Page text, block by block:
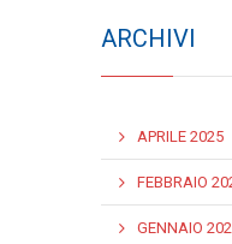
ARCHIVI
APRILE 2025
FEBBRAIO
GENNAIO